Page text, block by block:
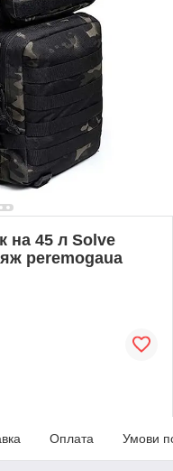
на 45 л Solve
peremogaua
Оплата Умови